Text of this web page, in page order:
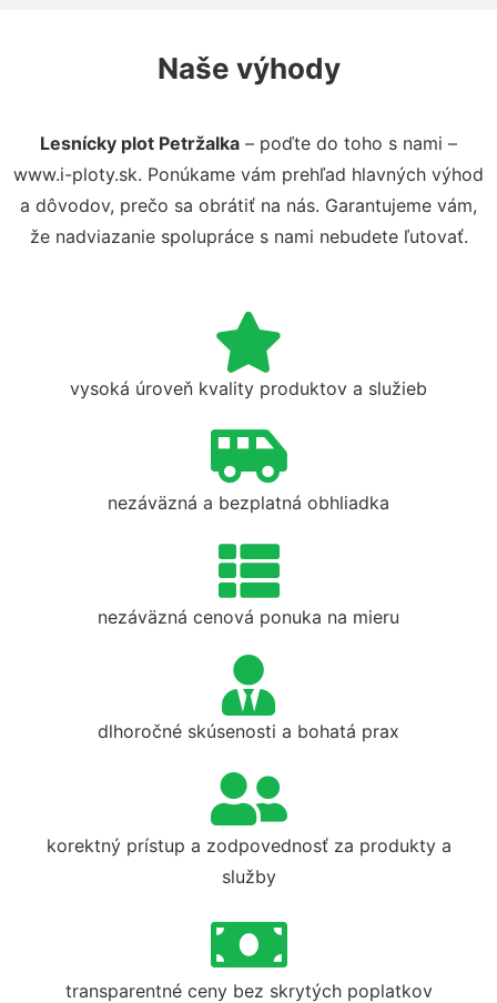
Naše výhody
Lesnícky plot Petržalka – poďte do toho s nami –
www.i-ploty.sk. Ponúkame vám prehľad hlavných výhod
a dôvodov, prečo sa obrátiť na nás. Garantujeme vám,
že nadviazanie spolupráce s nami nebudete ľutovať.
vysoká úroveň kvality produktov a služieb
nezáväzná a bezplatná obhliadka
nezáväzná cenová ponuka na mieru
dlhoročné skúsenosti a bohatá prax
korektný prístup a zodpovednosť za produkty a
služby
transparentné ceny bez skrytých poplatkov